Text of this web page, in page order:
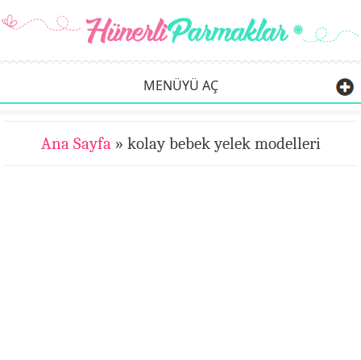
MENÜYÜ AÇ
Ana Sayfa» kolay bebek yelek modelleri